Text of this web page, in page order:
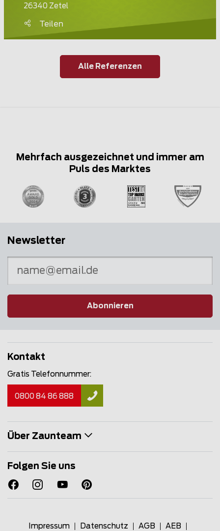
26340 Zetel
Teilen
Alle Referenzen
Mehrfach ausgezeichnet und immer am
Puls des Marktes
Newsletter
Abonnieren
Kontakt
Gratis Telefonnummer:
0800 84 86 888
Über Zaunteam
Folgen Sie uns
Impressum Datenschutz AGB AEB